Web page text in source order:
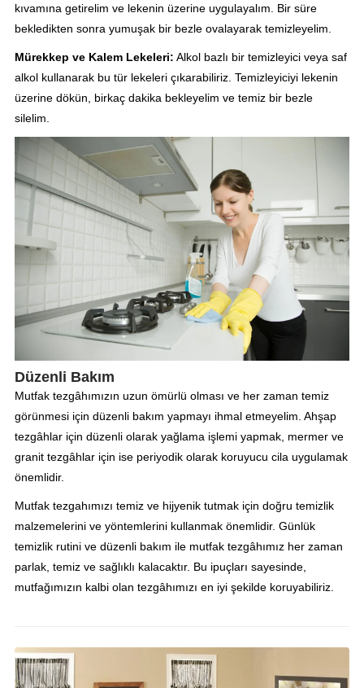
kıvamına getirelim ve lekenin üzerine uygulayalım. Bir süre
bekledikten sonra yumuşak bir bezle ovalayarak temizleyelim.
Mürekkep ve Kalem Lekeleri: Alkol bazlı bir temizleyici veya saf
alkol kullanarak bu tür lekeleri çıkarabiliriz. Temizleyiciyi lekenin
üzerine dökün, birkaç dakika bekleyelim ve temiz bir bezle
silelim.
Düzenli Bakım
Mutfak tezgâhımızın uzun ömürlü olması ve her zaman temiz
görünmesi için düzenli bakım yapmayı ihmal etmeyelim. Ahşap
tezgâhlar için düzenli olarak yağlama işlemi yapmak, mermer ve
granit tezgâhlar için ise periyodik olarak koruyucu cila uygulamak
önemlidir.
Mutfak tezgahımızı temiz ve hijyenik tutmak için doğru temizlik
malzemelerini ve yöntemlerini kullanmak önemlidir. Günlük
temizlik rutini ve düzenli bakım ile mutfak tezgâhımız her zaman
parlak, temiz ve sağlıklı kalacaktır. Bu ipuçları sayesinde,
mutfağımızın kalbi olan tezgâhımızı en iyi şekilde koruyabiliriz.